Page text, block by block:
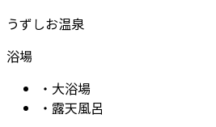
うずしお温泉
浴場
・ 大浴場
・ 露天風呂